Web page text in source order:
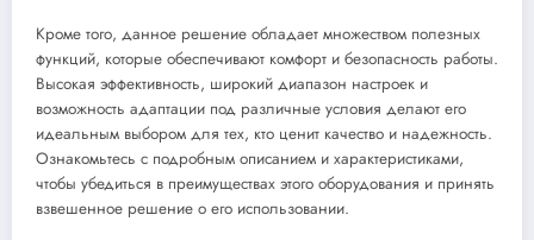
Кроме того, данное решение обладает множеством полезных
функций, которые обеспечивают комфорт и безопасность работы.
Высокая эффективность, широкий диапазон настроек и
возможность адаптации под различные условия делают его
идеальным выбором для тех, кто ценит качество и надежность.
Ознакомьтесь с подробным описанием и характеристиками,
чтобы убедиться в преимуществах этого оборудования и принять
взвешенное решение о его использовании.